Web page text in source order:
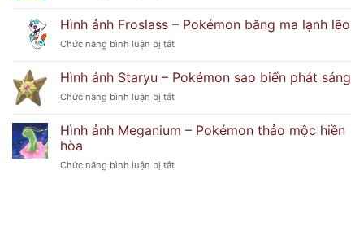
phù
lửa
bí
ảnh
Lilligant
–
hoa
dáng
Hình ảnh Froslass – Pokémon băng ma lạnh lẽo
Chức năng bình luận bị tắtở
ảnh
Froslass
–
băng
lẽo
Hình ảnh Staryu – Pokémon sao biển phát sáng
Chức năng bình luận bị tắtở
Staryu
Pokémon
Hình ảnh Meganium – Pokémon thảo mộc hiền
hòa
Chức năng bình luận bị tắtở